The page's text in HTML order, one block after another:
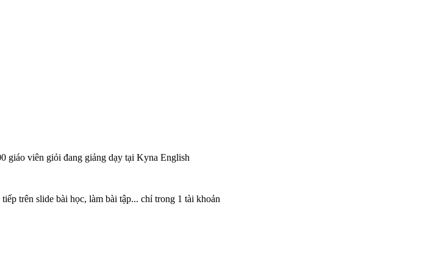
giáo viên giỏi đang giảng dạy tại Kyna English
trên slide bài học, làm bài tập... chỉ trong 1 tài khoản